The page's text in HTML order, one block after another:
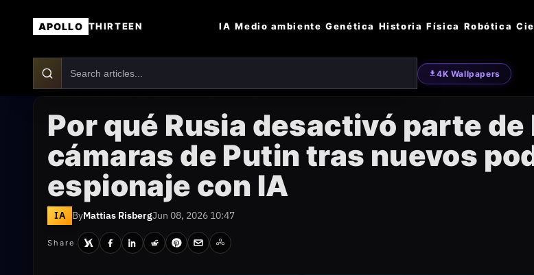
APOLLO THIRTEEN IA Medio ambiente Genética Historia Física Robótica
4K Wallpapers
Por qué Rusia desactivó parte de
cámaras de Putin tras nuevos
espionaje con IA
IA ByMattias RisbergJun 08, 2026 10:47
Share